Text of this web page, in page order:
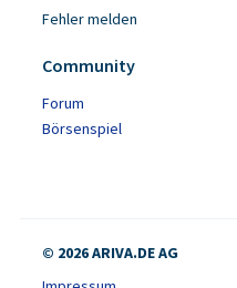
Fehler melden
Community
Forum
Börsenspiel
© 2026 ARIVA.DE AG